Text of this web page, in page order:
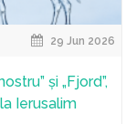
29 Jun 2026
și „Fjord”,
Ierusalim